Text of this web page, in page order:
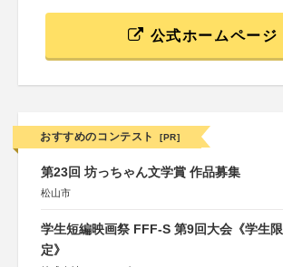
公式ホームページ
おすすめのコンテスト [PR]
第23回 坊っちゃん文学賞 作品募集
松山市
学生短編映画祭 FFF-S 第9回大会《学生限
定》